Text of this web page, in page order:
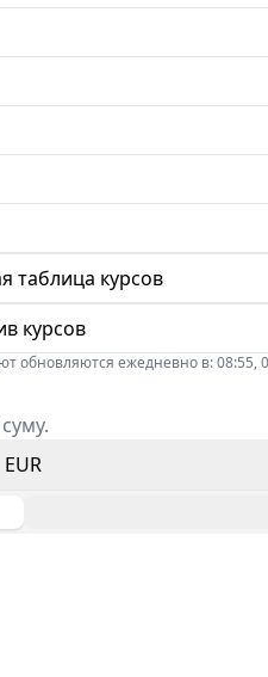
таблица курсов
курсов
обновляются ежедневно в: 08:55,
EUR